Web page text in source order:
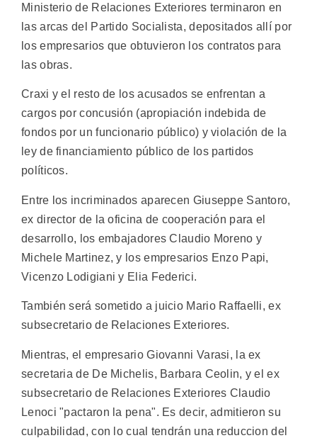
Ministerio de Relaciones Exteriores terminaron en
las arcas del Partido Socialista, depositados allí por
los empresarios que obtuvieron los contratos para
las obras.
Craxi y el resto de los acusados se enfrentan a
cargos por concusión (apropiación indebida de
fondos por un funcionario público) y violación de la
ley de financiamiento público de los partidos
políticos.
Entre los incriminados aparecen Giuseppe Santoro,
ex director de la oficina de cooperación para el
desarrollo, los embajadores Claudio Moreno y
Michele Martinez, y los empresarios Enzo Papi,
Vicenzo Lodigiani y Elia Federici.
También será sometido a juicio Mario Raffaelli, ex
subsecretario de Relaciones Exteriores.
Mientras, el empresario Giovanni Varasi, la ex
secretaria de De Michelis, Barbara Ceolin, y el ex
subsecretario de Relaciones Exteriores Claudio
Lenoci "pactaron la pena". Es decir, admitieron su
culpabilidad, con lo cual tendrán una reduccion del